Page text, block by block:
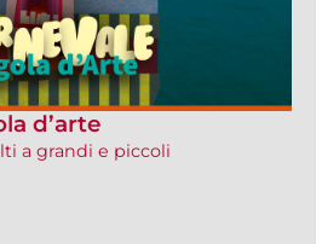
d’arte
a grandi e piccoli